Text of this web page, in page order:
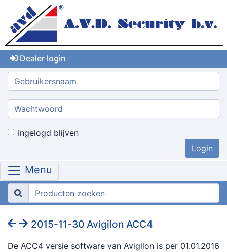
Dealer login
Gebruikersnaam:
Wachtwoord:
Ingelogd blijven
Menu
2015-11-30 Avigilon ACC4
De ACC4 versie software van Avigilon is per 01.01.2016